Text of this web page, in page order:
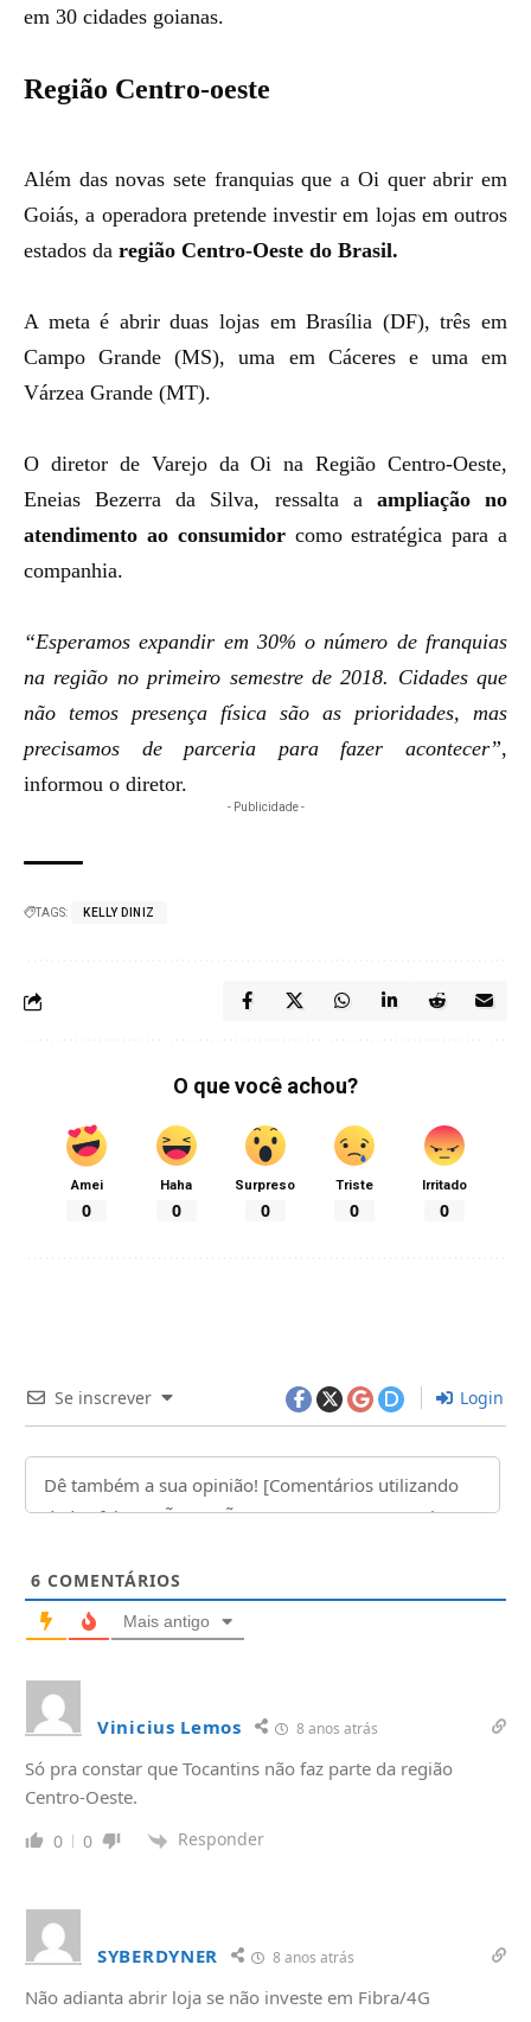
em 30 cidades goianas.
Região Centro-oeste
Além das novas sete franquias que a Oi quer abrir em
Goiás, a operadora pretende investir em lojas em outros
estados da região Centro-Oeste do Brasil.
A meta é abrir duas lojas em Brasília (DF), três em
Campo Grande (MS), uma em Cáceres e uma em
Várzea Grande (MT).
O diretor de Varejo da Oi na Região Centro-Oeste,
Eneias Bezerra da Silva, ressalta a ampliação no
atendimento ao consumidor como estratégica para a
companhia.
“Esperamos expandir em 30% o número de franquias
na região no primeiro semestre de 2018. Cidades que
não temos presença física são as prioridades, mas
precisamos de parceria para fazer acontecer”,
informou o diretor.
- Publicidade -
TAGS: KELLY DINIZ
O que você achou?
Amei
0
Haha
0
Surpreso
0
Triste
0
Irritado
0
Se inscrever Login
6 COMENTÁRIOS
Mais antigo
Vinicius Lemos 8 anos atrás
Só pra constar que Tocantins não faz parte da região
Centro-Oeste.
0 0 Responder
SYBERDYNER 8 anos atrás
Não adianta abrir loja se não investe em Fibra/4G